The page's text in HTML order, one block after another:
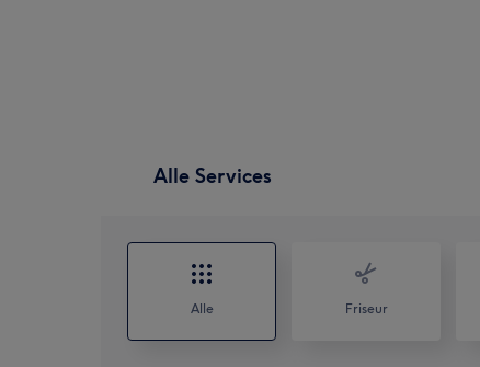
Alle Services
Alle Friseur